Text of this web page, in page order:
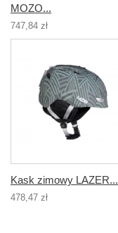
MOZO...
747,84 zł
Kask zimowy LAZER...
478,47 zł